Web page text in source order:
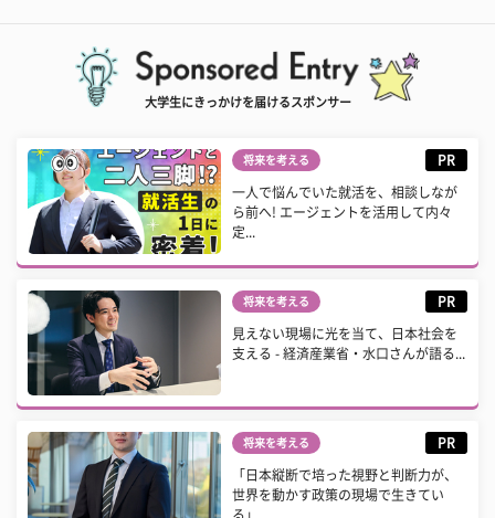
大学生にきっかけを届けるスポンサー
将来を考える PR
一人で悩んでいた就活を、相談しなが
ら前へ! エージェントを活用して内々
定...
将来を考える PR
見えない現場に光を当て、日本社会を
支える - 経済産業省・水口さんが語る...
将来を考える PR
「日本縦断で培った視野と判断力が、
世界を動かす政策の現場で生きてい
る」